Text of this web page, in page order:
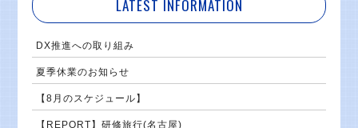
LATEST INFORMATION
DX推進への取り組み
夏季休業のお知らせ
【8月のスケジュール】
【REPORT】研修旅行(名古屋)